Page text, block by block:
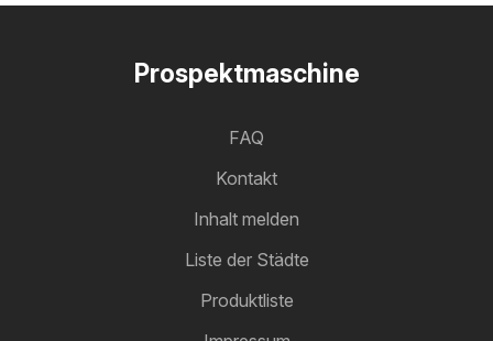
Prospektmaschine
FAQ
Kontakt
Inhalt melden
Liste der Städte
Produktliste